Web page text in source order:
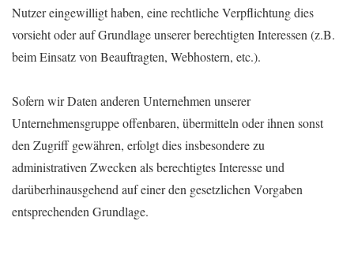
Nutzer eingewilligt haben, eine rechtliche Verpflichtung dies
vorsieht oder auf Grundlage unserer berechtigten Interessen (z.B.
beim Einsatz von Beauftragten, Webhostern, etc.).
Sofern wir Daten anderen Unternehmen unserer
Unternehmensgruppe offenbaren, übermitteln oder ihnen sonst
den Zugriff gewähren, erfolgt dies insbesondere zu
administrativen Zwecken als berechtigtes Interesse und
darüberhinausgehend auf einer den gesetzlichen Vorgaben
entsprechenden Grundlage.